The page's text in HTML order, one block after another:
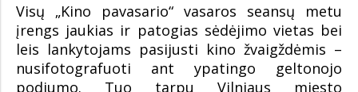
Visų „Kino pavasario“ vasaros seansų metu
įrengs jaukias ir patogias sėdėjimo vietas bei
leis lankytojams pasijusti kino žvaigždėmis –
nusifotografuoti ant ypatingo geltonojo
podiumo. Tuo tarpu Vilniaus miesto